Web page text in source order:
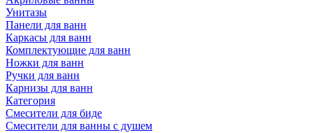
Унитазы
Панели для ванн
Каркасы для ванн
Комплектующие для ванн
Ножки для ванн
Ручки для ванн
Карнизы для ванн
Категория
Смесители для биде
Смесители для ванны с душем